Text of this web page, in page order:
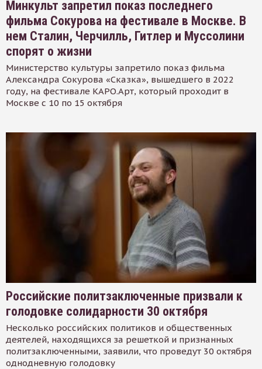
Минкульт запретил показ последнего
фильма Сокурова на фестивале в Москве. В
нем Сталин, Черчилль, Гитлер и Муссолини
спорят о жизни
Министерство культуры запретило показ фильма
Александра Сокурова «Сказка», вышедшего в 2022
году, на фестивале КАРО.Арт, который проходит в
Москве с 10 по 15 октября
Российские политзаключенные призвали к
голодовке солидарности 30 октября
Несколько российских политиков и общественных
деятелей, находящихся за решеткой и признанных
политзаключенными, заявили, что проведут 30 октября
однодневную голодовку